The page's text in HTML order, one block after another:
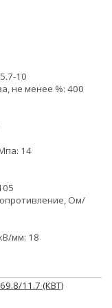
10
не менее %: 400
14
Ом/
мм: 18
11.7 (КВТ)